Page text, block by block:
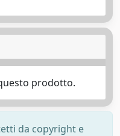
prodotto.
da copyright e